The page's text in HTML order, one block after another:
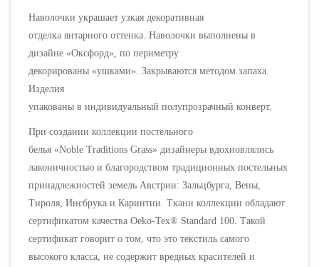
Наволочки украшает узкая декоративная
отделка янтарного оттенка. Наволочки выполнены в
дизайне «Оксфорд», по периметру
декорированы «ушками». Закрываются методом запаха.
Изделия
упакованы в индивидуальный полупрозрачный конверт.
При создании коллекции постельного
белья «Noble Traditions Grass» дизайнеры вдохновлялись
лаконичностью и благородством традиционных постельных
принадлежностей земель Австрии: Зальцбурга, Вены,
Тироля, Инсбрука и Каринтии. Ткани коллекции обладают
сертификатом качества Oeko-Tex® Standard 100. Такой
сертификат говорит о том, что это текстиль самого
высокого класса, не содержит вредных красителей и